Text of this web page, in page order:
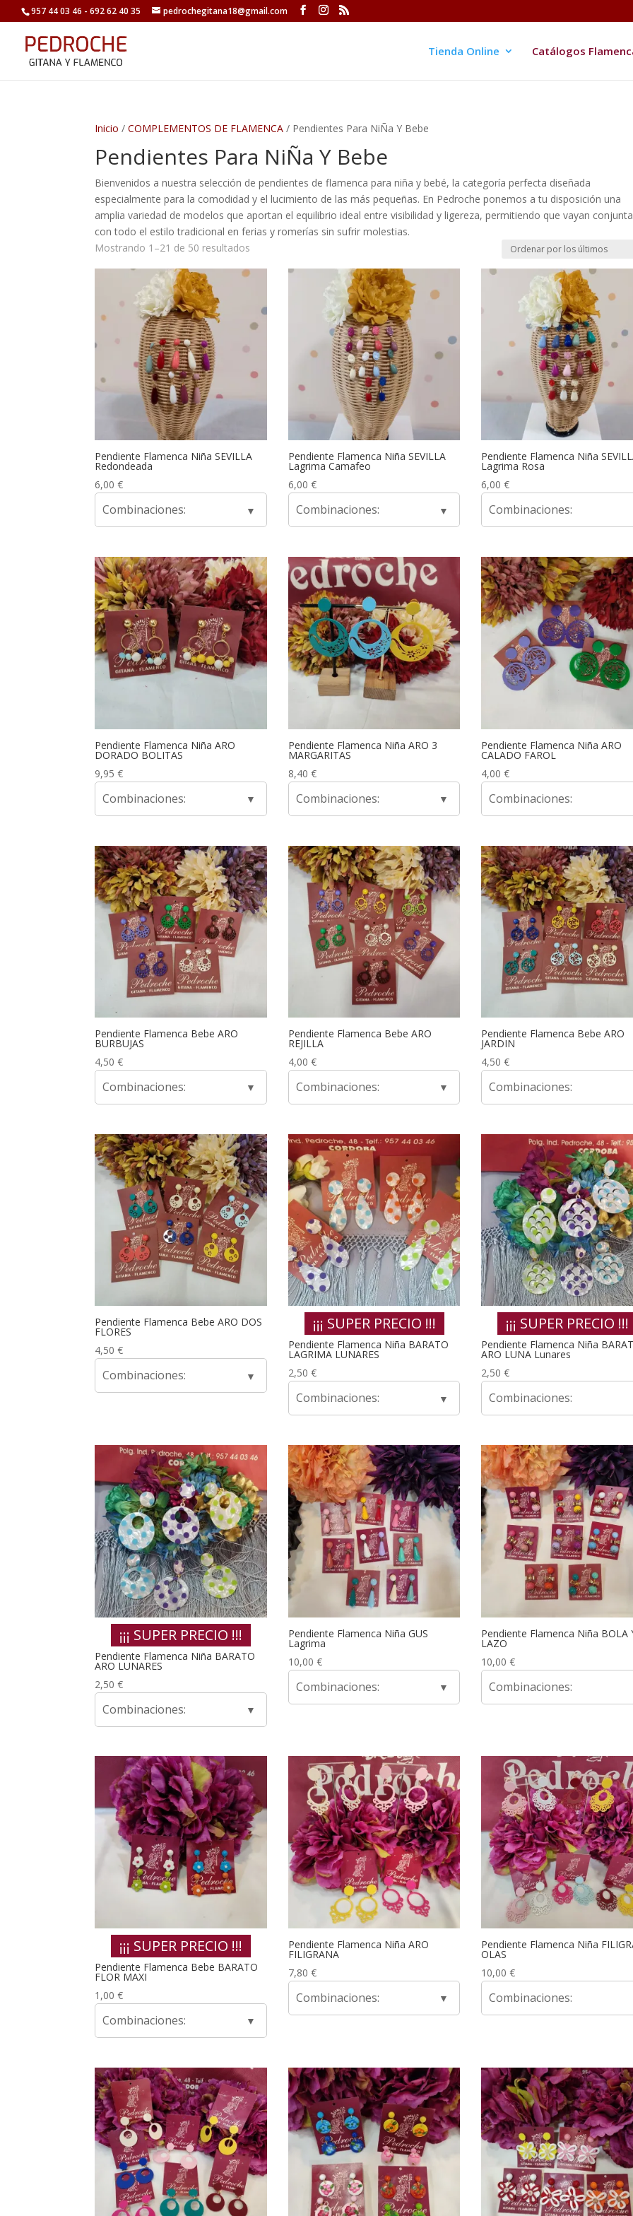
957 44 03 46 - 692 62 40 35 pedrochegitana18@gmail.com
Tienda Online Catálogos
Inicio /COMPLEMENTOS DE FLAMENCA / Pendientes Para NiÑa Y Bebe
Pendientes Para NiÑa Y Bebe
Bienvenidos a nuestra selección de pendientes de flamenca para niña y bebé, la categoría perfecta diseñada
especialmente para la comodidad y el lucimiento de las más pequeñas. En Pedroche ponemos a tu disposición una
amplia variedad de modelos que aportan el equilibrio ideal entre visibilidad y ligereza, permitiendo que vayan
con todo el estilo tradicional en ferias y romerías sin sufrir molestias.
Mostrando 1–21 de 50 resultados
los
Pendiente Flamenca Niña SEVILLA
Redondeada
6,00€
Combinaciones:
Pendiente Flamenca Niña SEVILLA
Lagrima Camafeo
6,00 €
Combinaciones:
Pendiente Flamenca Niña
Lagrima Rosa
6,00€
Combinaciones:
Pendiente Flamenca Niña ARO
DORADO BOLITAS
9,95€
Combinaciones:
Pendiente Flamenca Niña ARO 3
MARGARITAS
8,40 €
Combinaciones:
Pendiente Flamenca Niña ARO
CALADO FAROL
4,00€
Combinaciones:
Pendiente Flamenca Bebe ARO
BURBUJAS
4,50€
Combinaciones:
Pendiente Flamenca Bebe ARO
REJILLA
4,00 €
Combinaciones:
Pendiente Flamenca Bebe ARO
JARDIN
4,50€
Combinaciones:
Pendiente Flamenca Bebe ARO DOS
FLORES
4,50€
Combinaciones:
¡¡¡ SUPER PRECIO !!!
Pendiente Flamenca Niña BARATO
LAGRIMA LUNARES
2,50 €
Combinaciones:
¡¡¡ SUPER PRECIO !!!
Pendiente Flamenca Niña
ARO LUNA Lunares
2,50€
Combinaciones:
¡¡¡ SUPER PRECIO !!!
Pendiente Flamenca Niña BARATO
ARO LUNARES
2,50€
Combinaciones:
Pendiente Flamenca Niña GUS
Lagrima
10,00 €
Combinaciones:
Pendiente Flamenca Niña BOLA
LAZO
10,00€
Combinaciones:
¡¡¡ SUPER PRECIO !!!
Pendiente Flamenca Bebe BARATO
FLOR MAXI
1,00€
Combinaciones:
Pendiente Flamenca Niña ARO
FILIGRANA
7,80 €
Combinaciones:
Pendiente Flamenca Niña
OLAS
10,00€
Combinaciones: